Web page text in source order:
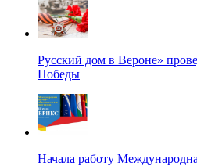
Русский дом в Вероне»
Победы
Начала работу